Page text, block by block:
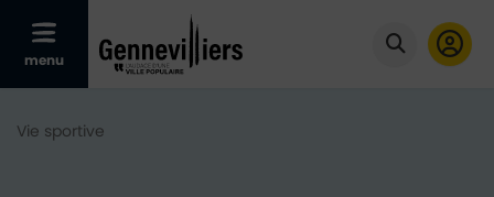
Afficher le menu mobile
menu Cliquer
Vie sportive